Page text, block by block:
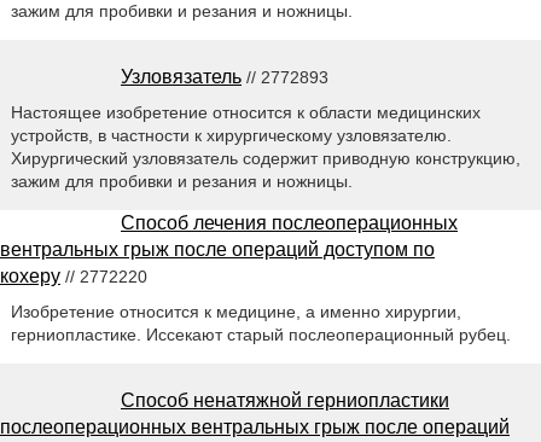
зажим для пробивки и резания и ножницы.
Узловязатель // 2772893
Настоящее изобретение относится к области медицинских
устройств, в частности к хирургическому узловязателю.
Хирургический узловязатель содержит приводную конструкцию,
зажим для пробивки и резания и ножницы.
Способ лечения послеоперационных
вентральных грыж после операций доступом по
кохеру // 2772220
Изобретение относится к медицине, а именно хирургии,
герниопластике. Иссекают старый послеоперационный рубец.
Способ ненатяжной герниопластики
послеоперационных вентральных грыж после операций